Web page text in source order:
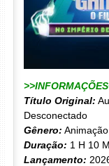
Título Original:
Desconectado
Gênero:
Duração: 1 H 10
Lançamento: